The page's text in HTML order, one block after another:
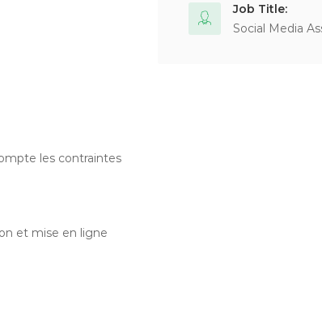
les contraintes
et mise en ligne
Job Title:
Social Media